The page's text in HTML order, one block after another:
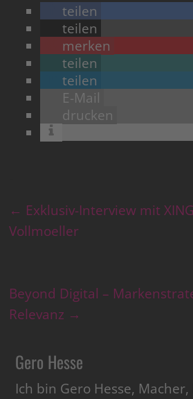
teilen
teilen
merken
teilen
teilen
E-Mail
drucken
← Exklusiv-Interview mit
Vollmoeller
Beyond Digital –
Relevanz →
Gero Hesse
Ich bin Gero Hesse,